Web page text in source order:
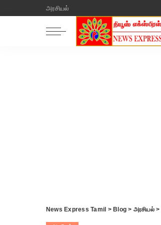
அரசியல்
News Express Tamil > Blog > அரசியல்>